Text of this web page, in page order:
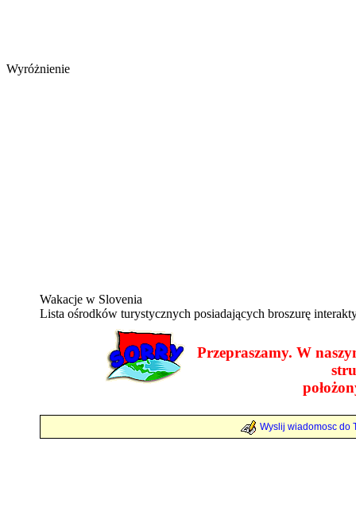
Wyróżnienie
Wakacje w Slovenia
Lista ośrodków turystycznych posiadających broszurę
Przepraszamy. W
Wyslij wiadomosc do